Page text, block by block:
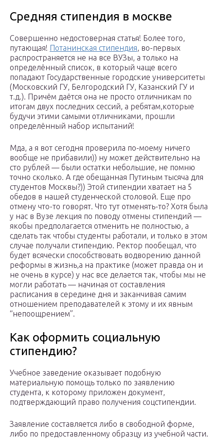
Средняя стипендия в москве
Совершенно недостоверная статья! Более того,
путающая! Потанинская стипендия, во-первых
распространяется не на все ВУЗы, а только на
определённый список, в который чаще всего
попадают Государственные городские университеты
(Московский ГУ, Белгородский ГУ, Казанский ГУ и
т.д.). Причём даётся она не просто отличникам по
итогам двух последних сессий, а ребятам,которые
будучи этими самыми отличниками, прошли
определённый набор испытаний!
Мда, а я вот сегодня проверила по-моему ничего
вообще не прибавили)) ну может действительно на
сто рублей — были остатки небольшие, не помню
точно сколько. А где обещанная Путиным тысяча для
студентов Москвы?)) Этой стипендии хватает на 5
обедов в нашей студенческой столовой. Еще про
отмену что-то говорят. Что тут отменять-то? Хотя была
у нас в Вузе лекция по поводу отмены стипендий —
якобы предполагается отменить не полностью, а
сделать так чтобы студенты работали, и только в этом
случае получали стипендию. Ректор пообещал, что
будет всячески способствовать водворению данной
реформы в жизнь,а на практике (может правда он и
не очень в курсе) у нас все делается так, чтобы мы не
могли работать — начиная от составления
расписания в середине дня и заканчивая самим
отношением преподавателей к этому и их явным
“непоощрением”.
Как оформить социальную
стипендию?
Учебное заведение оказывает подобную
материальную помощь только по заявлению
студента, к которому приложен документ,
подтверждающий право получения соцстипендии.
Заявление составляется либо в свободной форме,
либо по предоставленному образцу из учебной части.